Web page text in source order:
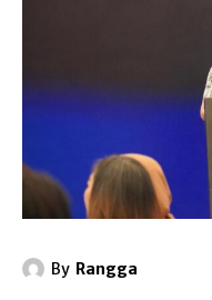
By Rangga